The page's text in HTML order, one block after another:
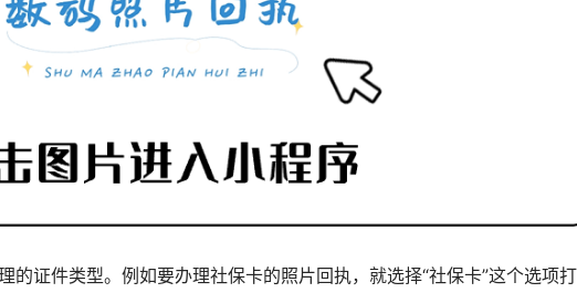
的证件类型。例如要办理社保卡的照片回执，就选择“社保卡”这个选项打